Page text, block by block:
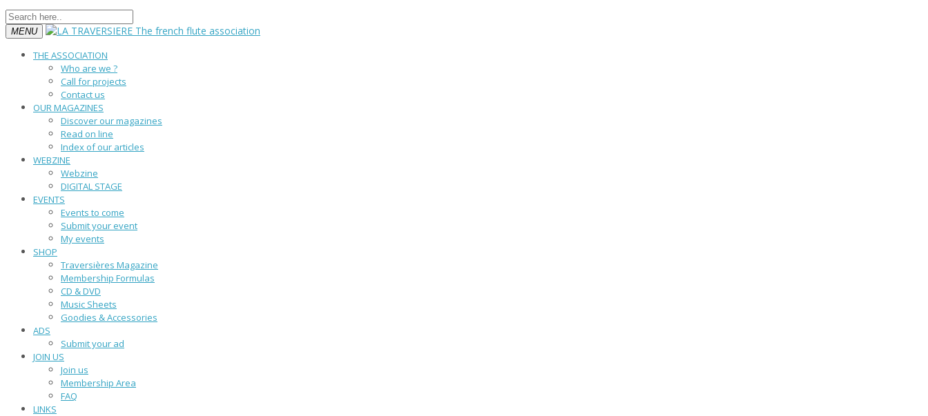
MENU
THE ASSOCIATION
Who are we ?
Call for projects
Contact us
OUR MAGAZINES
Discover our magazines
Read on line
Index of our articles
WEBZINE
Webzine
DIGITAL STAGE
EVENTS
Events to come
Submit your event
My events
SHOP
Traversières Magazine
Membership Formulas
CD & DVD
Music Sheets
Goodies & Accessories
ADS
Submit your ad
JOIN US
Join us
Membership Area
FAQ
LINKS